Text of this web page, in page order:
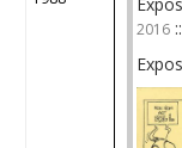
2016 ::